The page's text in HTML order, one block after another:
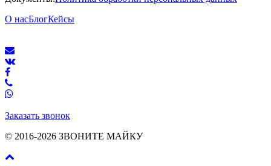
О насБлогКейсы
Заказать звонок
© 2016-2026 ЗВОНИТЕ МАЙКУ